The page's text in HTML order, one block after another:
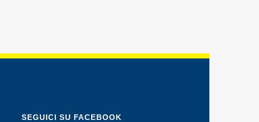
SEGUICI SU FACEBOOK